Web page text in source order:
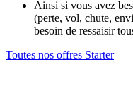
Ainsi si vous avez
(perte, vol, chute,
besoin de ressaisir
Toutes nos offres Starter